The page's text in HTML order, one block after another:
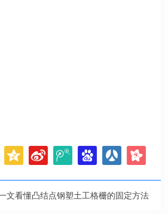
文看懂凸结点钢塑土工格栅的固定方法